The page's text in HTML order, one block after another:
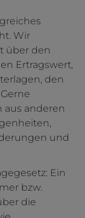
Wir
über den
Ertragswert,
den
anderen
und
Ein
bzw.
die